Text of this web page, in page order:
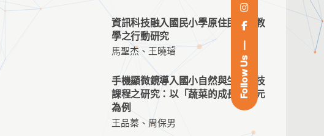
Follow Us
資訊科技融入國民小學原住民族語教
學之行動研究
馬聖杰、王曉璿
手機顯微鏡導入國小自然與生活科技
課程之研究：以「蔬菜的成長」單元
為例
王品蓁、周保男